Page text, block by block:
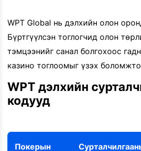
WPT Global нь дэлхийн олон
Бүртгүүлсэн тоглогчид олон
тэмцээнийг санал болгохоос
казино тоглоомыг үзэх
WPT дэлхийн
кодууд
Покерын